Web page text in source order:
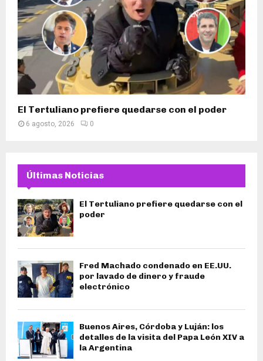
El Tertuliano prefiere quedarse con el poder
6 agosto, 2026 0
Últimas Noticias
El Tertuliano prefiere quedarse con el
poder
Fred Machado condenado en EE.UU.
por lavado de dinero y fraude
electrónico
Buenos Aires, Córdoba y Luján: los
detalles de la visita del Papa León XIV a
la Argentina